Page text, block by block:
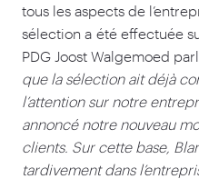
tous les aspects de
sélection a été effectuée
PDG Joost Walgemoed
que la sélection ait déjà
l’attention sur notre
annoncé notre nouveau
clients. Sur cette base,
tardivement dans